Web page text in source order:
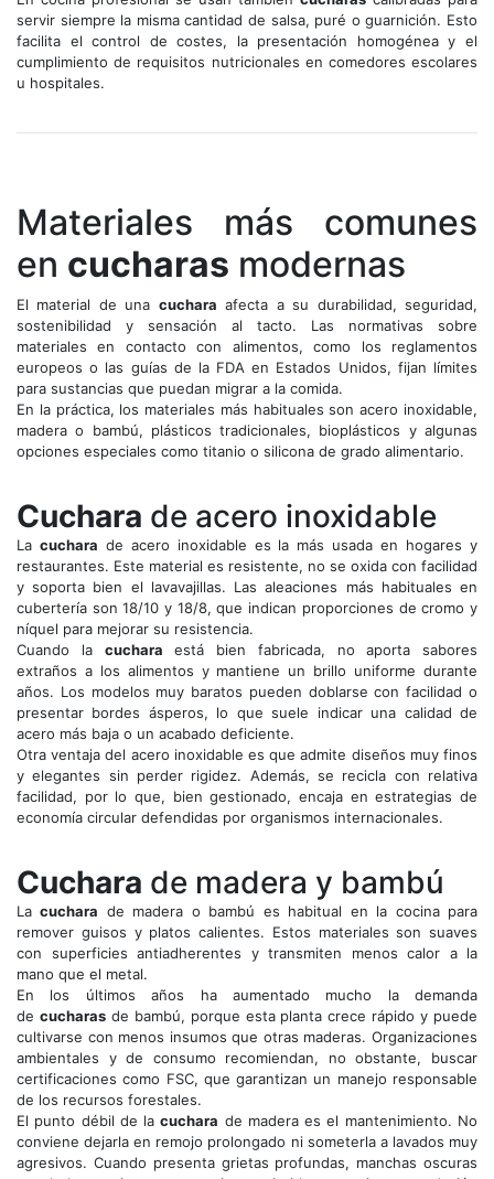
servir siempre la misma cantidad de salsa, puré o guarnición. Esto
facilita el control de costes, la presentación homogénea y el
cumplimiento de requisitos nutricionales en comedores escolares
u hospitales.
Materiales más comunes
en cucharas modernas
El material de una cuchara afecta a su durabilidad, seguridad,
sostenibilidad y sensación al tacto. Las normativas sobre
materiales en contacto con alimentos, como los reglamentos
europeos o las guías de la FDA en Estados Unidos, fijan límites
para sustancias que puedan migrar a la comida.
En la práctica, los materiales más habituales son acero inoxidable,
madera o bambú, plásticos tradicionales, bioplásticos y algunas
opciones especiales como titanio o silicona de grado alimentario.
Cuchara de acero inoxidable
La cuchara de acero inoxidable es la más usada en hogares y
restaurantes. Este material es resistente, no se oxida con facilidad
y soporta bien el lavavajillas. Las aleaciones más habituales en
cubertería son 18/10 y 18/8, que indican proporciones de cromo y
níquel para mejorar su resistencia.
Cuando la cuchara está bien fabricada, no aporta sabores
extraños a los alimentos y mantiene un brillo uniforme durante
años. Los modelos muy baratos pueden doblarse con facilidad o
presentar bordes ásperos, lo que suele indicar una calidad de
acero más baja o un acabado deficiente.
Otra ventaja del acero inoxidable es que admite diseños muy finos
y elegantes sin perder rigidez. Además, se recicla con relativa
facilidad, por lo que, bien gestionado, encaja en estrategias de
economía circular defendidas por organismos internacionales.
Cuchara de madera y bambú
Lacuchara de madera o bambú es habitual en la cocina para
remover guisos y platos calientes. Estos materiales son suaves
con superficies antiadherentes y transmiten menos calor a la
mano que el metal.
En los últimos años ha aumentado mucho la demanda
de cucharasde bambú, porque esta planta crece rápido y puede
cultivarse con menos insumos que otras maderas. Organizaciones
ambientales y de consumo recomiendan, no obstante, buscar
certificaciones como FSC, que garantizan un manejo responsable
de los recursos forestales.
El punto débil de lacuchara de madera es el mantenimiento. No
conviene dejarla en remojo prolongado ni someterla a lavados muy
agresivos. Cuando presenta grietas profundas, manchas oscuras